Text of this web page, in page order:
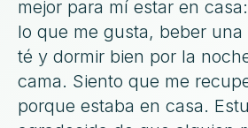
mejor para mí estar en
lo que me gusta, beber
té y dormir bien por la
cama. Siento que me
porque estaba en casa.